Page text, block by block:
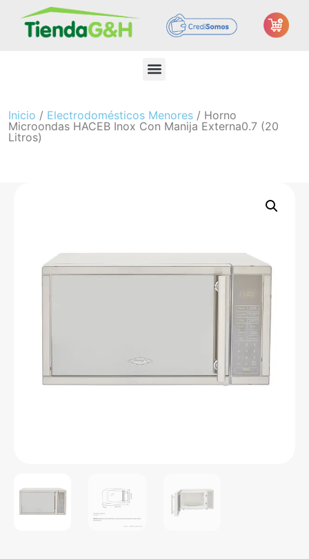
Inicio / Electrodomésticos Menores / Horno
Microondas HACEB Inox Con Manija Externa0.7 (20
Litros)